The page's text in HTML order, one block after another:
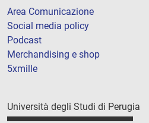
Area Comunicazione
Social media policy
Podcast
Merchandising e shop
5xmille
Università degli Studi di Perugia